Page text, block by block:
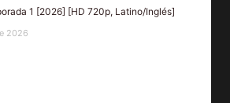
1 [2026] [HD 720p, Latino/Inglés]
2026